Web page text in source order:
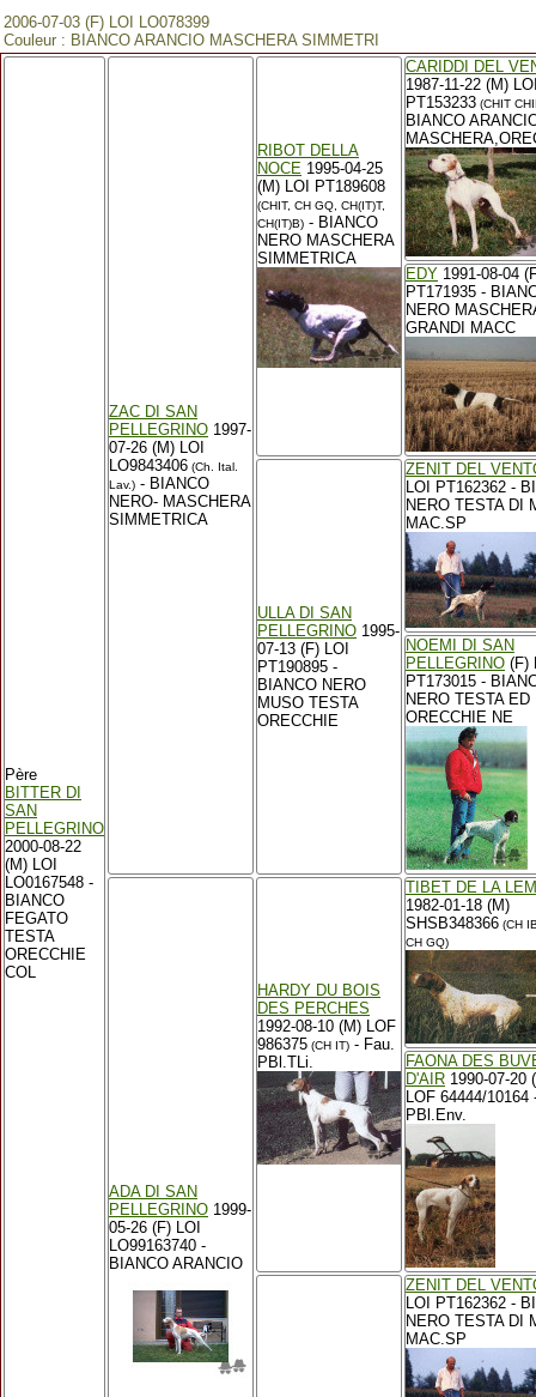
2006-07-03 (F) LOI LO078399
Couleur : BIANCO ARANCIO MASCHERA SIMMETRI
Père
BITTER DI
SAN
PELLEGRINO
2000-08-22
(M) LOI
LO0167548 -
BIANCO
FEGATO
TESTA
ORECCHIE
COL
ZAC DI SAN
PELLEGRINO 1997-
07-26 (M) LOI
LO9843406 (Ch. Ital.
Lav.) - BIANCO
NERO- MASCHERA
SIMMETRICA
RIBOT DELLA
NOCE 1995-04-25
(M) LOI PT189608
(CHIT, CH GQ, CH(IT)T,
CH(IT)B) - BIANCO
NERO MASCHERA
SIMMETRICA
CARIDDI DEL
1987-11-22 (M)
PT153233 (CHIT
BIANCO
EDY 1991-08-04
PT171935 -
NERO
GRANDI MACC
ULLA DI SAN
PELLEGRINO 1995-
07-13 (F) LOI
PT190895 -
BIANCO NERO
MUSO TESTA
ORECCHIE
ZENIT DEL
LOI PT162362 -
NERO TESTA DI
MAC.SP
NOEMI DI SAN
PELLEGRINO (F)
PT173015 -
NERO TESTA ED
ORECCHIE NE
ADA DI SAN
PELLEGRINO 1999-
05-26 (F) LOI
LO99163740 -
BIANCO ARANCIO
HARDY DU BOIS
DES PERCHES
1992-08-10 (M) LOF
986375 (CH IT) - Fau.
PBl.TLi.
TIBET DE LA
1982-01-18 (M)
SHSB348366 (CH
CH GQ)
FAONA DES
D'AIR 1990-07-20
LOF 64444/10164
PBl.Env.
ZENIT DEL
LOI PT162362 -
NERO TESTA DI
MAC.SP